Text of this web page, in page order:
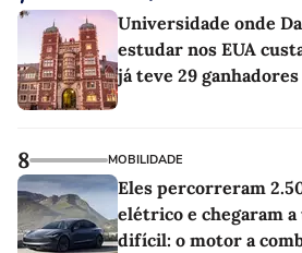
Universidade onde
estudar nos EUA
já teve 29
8 MOBILIDADE
Eles percorreram
elétrico e chegaram a
difícil: o motor a